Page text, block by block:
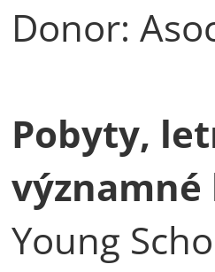
Donor:
Pobyty,
Young